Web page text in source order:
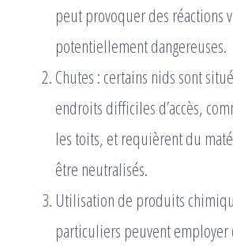
peut provoquer des réactions
potentiellement dangereuses.
Chutes : certains nids sont
endroits difficiles d’accès,
les toits, et requièrent du
être neutralisés.
Utilisation de produits
particuliers peuvent employer